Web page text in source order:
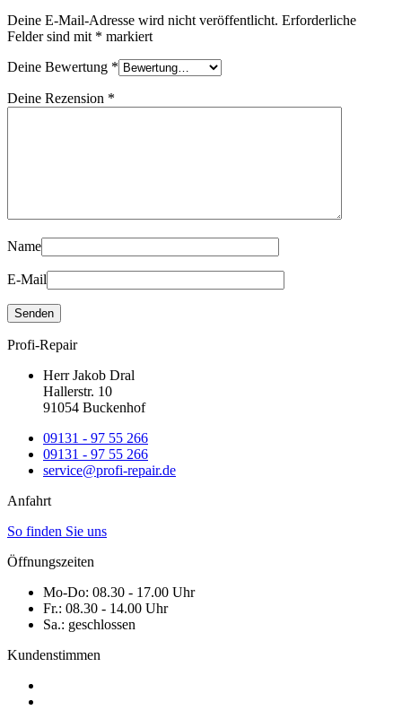
Deine E-Mail-Adresse wird nicht veröffentlicht. Erforderliche
Felder sind mit * markiert
Deine Bewertung *
Deine Rezension *
Name
E-Mail
Profi-Repair
Herr Jakob Dral
Hallerstr. 10
91054 Buckenhof
09131 - 97 55 266
09131 - 97 55 266
service@profi-repair.de
Anfahrt
So finden Sie uns
Öffnungszeiten
Mo-Do: 08.30 - 17.00 Uhr
Fr.: 08.30 - 14.00 Uhr
Sa.: geschlossen
Kundenstimmen